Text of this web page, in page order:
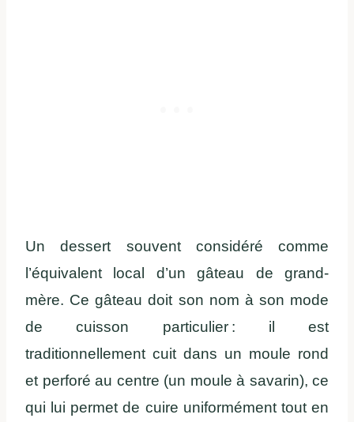
Un dessert souvent considéré comme
l’équivalent local d’un gâteau de grand-
mère. Ce gâteau doit son nom à son mode
de cuisson particulier : il est
traditionnellement cuit dans un moule rond
et perforé au centre (un moule à savarin), ce
qui lui permet de cuire uniformément tout en